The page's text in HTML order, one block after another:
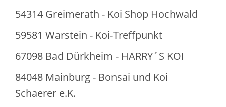
54314 Greimerath - Koi Shop Hochwald
59581 Warstein - Koi-Treffpunkt
67098 Bad Dürkheim - HARRY´S KOI
84048 Mainburg - Bonsai und Koi
Schaerer e.K.